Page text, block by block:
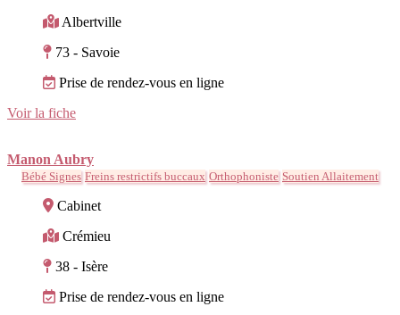
Albertville
73 - Savoie
Prise de rendez-vous en ligne
Voir la fiche
Manon Aubry
Bébé Signes Freins restrictifs buccaux Orthophoniste Soutien Allaitement
Cabinet
Crémieu
38 - Isère
Prise de rendez-vous en ligne